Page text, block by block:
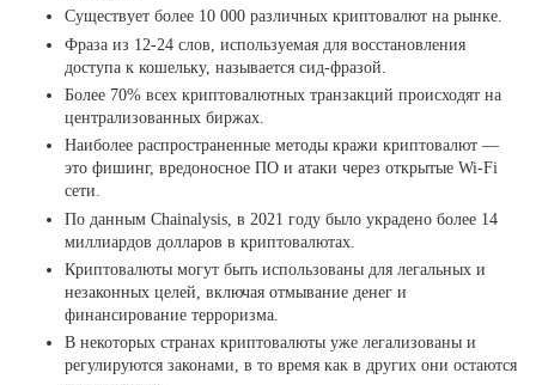
Существует более 10 000 различных криптовалют на рынке.
Фраза из 12-24 слов, используемая для восстановления
доступа к кошельку, называется сид-фразой.
Более 70% всех криптовалютных транзакций происходят на
централизованных биржах.
Наиболее распространенные методы кражи криптовалют —
это фишинг, вредоносное ПО и атаки через открытые Wi-Fi
сети.
По данным Chainalysis, в 2021 году было украдено более 14
миллиардов долларов в криптовалютах.
Криптовалюты могут быть использованы для легальных и
незаконных целей, включая отмывание денег и
финансирование терроризма.
В некоторых странах криптовалюты уже легализованы и
регулируются законами, в то время как в других они остаются